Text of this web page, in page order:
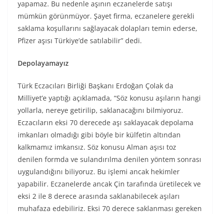
yapamaz. Bu nedenle aşının eczanelerde satışı
mümkün görünmüyor. Şayet firma, eczanelere gerekli
saklama koşullarını sağlayacak dolapları temin ederse,
Pfizer aşısı Türkiye’de satılabilir” dedi.
Depolayamayız
Türk Eczacıları Birliği Başkanı Erdoğan Çolak da
Milliyet’e yaptığı açıklamada, “Söz konusu aşıların hangi
yollarla, nereye getirilip, saklanacağını bilmiyoruz.
Eczacıların eksi 70 derecede aşı saklayacak depolama
imkanları olmadığı gibi böyle bir külfetin altından
kalkmamız imkansız. Söz konusu Alman aşısı toz
denilen formda ve sulandırılma denilen yöntem sonrası
uygulandığını biliyoruz. Bu işlemi ancak hekimler
yapabilir. Eczanelerde ancak Çin tarafında üretilecek ve
eksi 2 ile 8 derece arasında saklanabilecek aşıları
muhafaza edebiliriz. Eksi 70 derece saklanması gereken